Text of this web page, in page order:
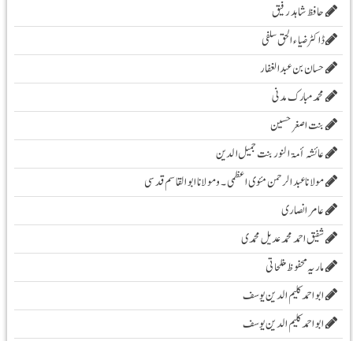
حافظ شاہد رفیق
ڈاکٹر ضیاء الحق سلفی
حسان بن عبدالغفار
محمد مبارک مدنی
بنت اصغر حسین
عائشہ أمۃ النور بنت جمیل الدین
مولانا عبد الرحمن مئوی اعظمی ۔و مولانا ابوالقاسم قدسی
عامر انصاری
شفیق احمد محمد عدیل محمدی
ماریہ محفوظ مفلحاتی
ابو احمد کلیم الدین یوسف
ابو احمد کلیم الدین یوسف